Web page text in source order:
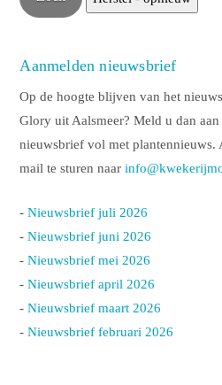
Aanmelden nieuwsbrief
Op de hoogte blijven van het
Glory uit Aalsmeer? Meld u dan
nieuwsbrief vol met plantennieuws.
mail te sturen naar
-Nieuwsbrief juli 2026
-Nieuwsbrief juni 2026
-Nieuwsbrief mei 2026
-Nieuwsbrief april 2026
-Nieuwsbrief maart 2026
-Nieuwsbrief februari 2026